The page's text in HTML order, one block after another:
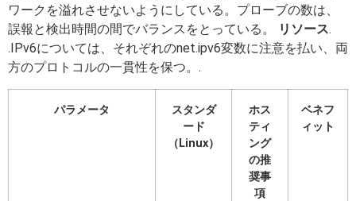
ワークを溢れさせないようにしている。プローブの数は、
誤報と検出時間の間でバランスをとっている。
リソース.
.IPv6については、それぞれのnet.ipv6変数に注意を払い、両
方のプロトコルの一貫性を保つ。.
パラメータ
スタンダ
ード
（Linux）
ホス
ティ
ング
の推
奨事
項
ベネフ
ィット